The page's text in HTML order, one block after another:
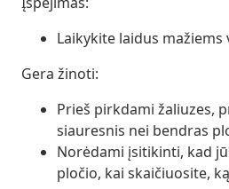
Laikykite laidus
Gera žinoti:
Prieš pirkdami žaliuzes,
siauresnis nei bendras
Norėdami įsitikinti, kad
pločio, kai skaičiuosite,